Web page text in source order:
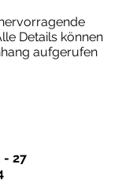
Details können
aufgerufen
- 27